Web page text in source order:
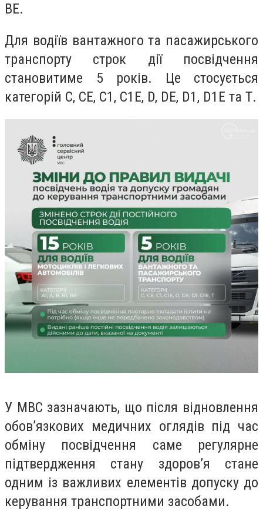
ВЕ.
Для водіїв вантажного та пасажирського
транспорту строк дії посвідчення
становитиме 5 років. Це стосується
категорій С, СЕ, С1, С1Е, D, DE, D1, D1Е та Т.
У МВС зазначають, що після відновлення
обов’язкових медичних оглядів під час
обміну посвідчення саме регулярне
підтвердження стану здоров’я стане
одним із важливих елементів допуску до
керування транспортними засобами.